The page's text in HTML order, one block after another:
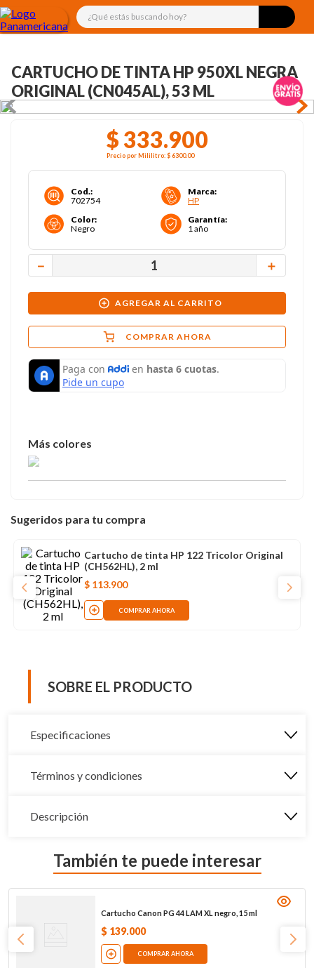
¿Qué estás buscando hoy?
CARTUCHO DE TINTA HP 950XL NEGRA
ORIGINAL (CN045AL), 53 ML
$ 333.900
Precio porMililitro:$ 6300.00
Cod.:
702754
Marca:
HP
Color:
Negro
Garantía:
1 año
＋
－
AGREGAR AL CARRITO
COMPRAR AHORA
Sugeridos para tu compra
Cartucho de tinta HP 122 Tricolor Original
(CH562HL), 2 ml
$ 113.900
COMPRAR AHORA
SOBRE EL PRODUCTO
Especificaciones
Términos y condiciones
Descripción
También te puede interesar
Cartucho Canon PG 44 LAM XL negro, 15 ml
$ 139.000
COMPRAR AHORA